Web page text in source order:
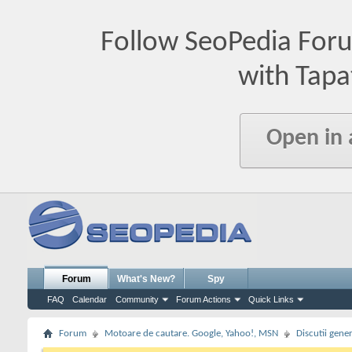
Follow SeoPedia
with
Open in
Forum
FAQ Calendar Community Forum Actions Quick Links
What's New? Spy
Forum Motoare de cautare. Google, Yahoo!, MSN Discutii